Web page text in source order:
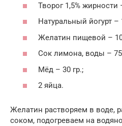
Творог 1,5% жирности
Натуральный йогурт –
Желатин пищевой – 10
Сок лимона, воды –
Мёд – 30 гр.;
2 яйца.
Желатин растворяем в воде,
соком, подогреваем на